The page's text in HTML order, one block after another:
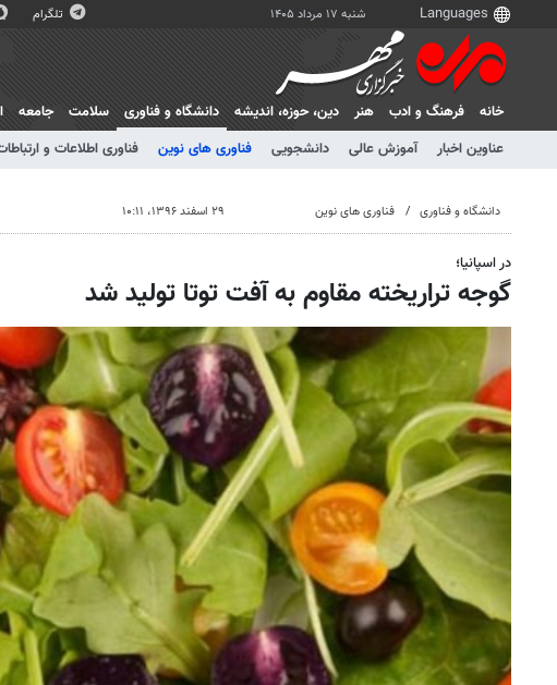
شنبه ۱۷ مرداد ۱۴۰۵ تلگرام
خانه فرهنگ و ادب هنر دين، حوزه، انديشه
دانشگاه و فناوری
عناوین اخبار
آموزش عالی دانشجویی فناوری های نوین فناوری اطلاعات و
سلامت جامعه
دانشگاه و فناوری فناوری های نوین ۲۹ اسفند ۱۳۹۶، ۱۰:۱۱
در اسپانیا؛
گوجه تراریخته مقاوم به آفت توتا تولید شد